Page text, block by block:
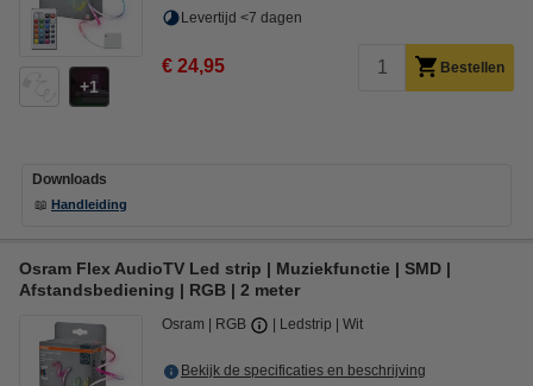
1
Levertijd <7 dagen
€ 24,95 Bestellen
Downloads
📖 Handleiding
Osram Flex AudioTV Led strip | Muziekfunctie | SMD |
Afstandsbediening | RGB | 2 meter
Osram RGB Ledstrip Wit
Bekijk de specificaties en beschrijving